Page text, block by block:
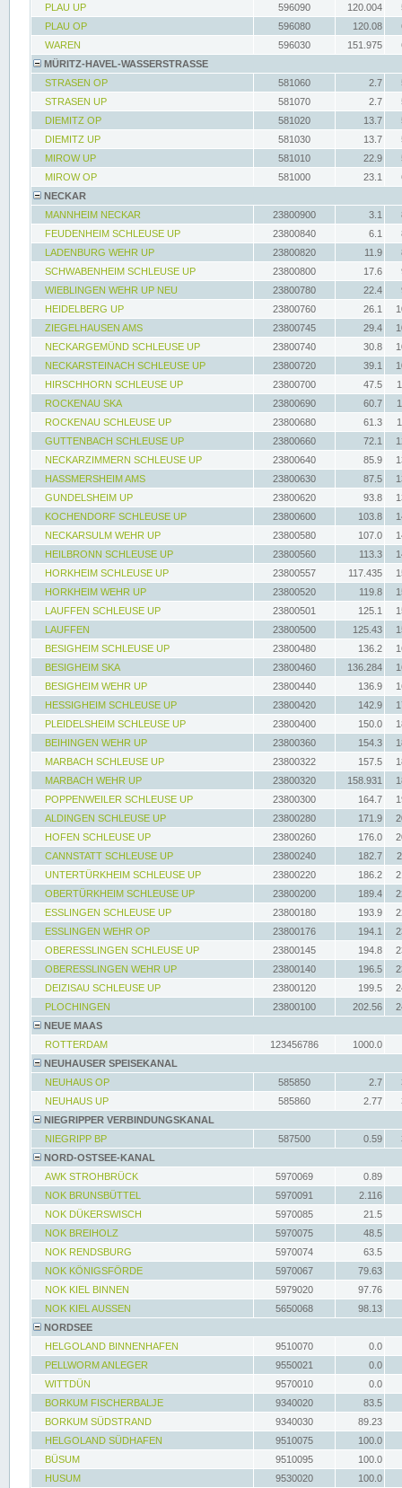
PLAU UP
596090 120.004
PLAU OP
596080 120.08
WAREN
596030 151.975
MÜRITZ-HAVEL-WASSERSTRASSE
STRASEN OP
581060 2.7
STRASEN UP
581070 2.7
DIEMITZ OP
581020 13.7
DIEMITZ UP
581030 13.7
MIROW UP
581010 22.9
MIROW OP
581000 23.1
NECKAR
MANNHEIM NECKAR
23800900 3.1
FEUDENHEIM SCHLEUSE UP
23800840 6.1
LADENBURG WEHR UP
23800820 11.9
SCHWABENHEIM SCHLEUSE UP
23800800 17.6
WIEBLINGEN WEHR UP NEU
23800780 22.4
HEIDELBERG UP
23800760 26.1
ZIEGELHAUSEN AMS
23800745 29.4
NECKARGEMÜND SCHLEUSE UP
23800740 30.8
NECKARSTEINACH SCHLEUSE UP
23800720 39.1
HIRSCHHORN SCHLEUSE UP
23800700 47.5
ROCKENAU SKA
23800690 60.7
ROCKENAU SCHLEUSE UP
23800680 61.3
GUTTENBACH SCHLEUSE UP
23800660 72.1
NECKARZIMMERN SCHLEUSE UP
23800640 85.9
HASSMERSHEIM AMS
23800630 87.5
GUNDELSHEIM UP
23800620 93.8
KOCHENDORF SCHLEUSE UP
23800600 103.8
NECKARSULM WEHR UP
23800580 107.0
HEILBRONN SCHLEUSE UP
23800560 113.3
HORKHEIM SCHLEUSE UP
23800557 117.435
HORKHEIM WEHR UP
23800520 119.8
LAUFFEN SCHLEUSE UP
23800501 125.1
LAUFFEN
23800500 125.43
BESIGHEIM SCHLEUSE UP
23800480 136.2
BESIGHEIM SKA
23800460 136.284
BESIGHEIM WEHR UP
23800440 136.9
HESSIGHEIM SCHLEUSE UP
23800420 142.9
PLEIDELSHEIM SCHLEUSE UP
23800400 150.0
BEIHINGEN WEHR UP
23800360 154.3
MARBACH SCHLEUSE UP
23800322 157.5
MARBACH WEHR UP
23800320 158.931
POPPENWEILER SCHLEUSE UP
23800300 164.7
ALDINGEN SCHLEUSE UP
23800280 171.9
HOFEN SCHLEUSE UP
23800260 176.0
CANNSTATT SCHLEUSE UP
23800240 182.7
UNTERTÜRKHEIM SCHLEUSE UP
23800220 186.2
OBERTÜRKHEIM SCHLEUSE UP
23800200 189.4
ESSLINGEN SCHLEUSE UP
23800180 193.9
ESSLINGEN WEHR OP
23800176 194.1
OBERESSLINGEN SCHLEUSE UP
23800145 194.8
OBERESSLINGEN WEHR UP
23800140 196.5
DEIZISAU SCHLEUSE UP
23800120 199.5
PLOCHINGEN
23800100 202.56
NEUE MAAS
ROTTERDAM
123456786
1000.0
NEUHAUSER SPEISEKANAL
NEUHAUS OP
585850 2.7
NEUHAUS UP
585860 2.77
NIEGRIPPER VERBINDUNGSKANAL
NIEGRIPP BP
587500 0.59
NORD-OSTSEE-KANAL
AWK STROHBRÜCK
5970069
0.89
NOK BRUNSBÜTTEL
5970091
2.116
NOK DÜKERSWISCH
5970085
21.5
NOK BREIHOLZ
5970075
48.5
NOK RENDSBURG
5970074
63.5
NOK KÖNIGSFÖRDE
5970067
79.63
NOK KIEL BINNEN
5979020
97.76
NOK KIEL AUSSEN
5650068
98.13
NORDSEE
HELGOLAND BINNENHAFEN
9510070
0.0
PELLWORM ANLEGER
9550021
0.0
WITTDÜN
9570010
0.0
BORKUM FISCHERBALJE
9340020
83.5
BORKUM SÜDSTRAND
9340030
89.23
HELGOLAND SÜDHAFEN
9510075
100.0
BÜSUM
9510095
100.0
HUSUM
9530020 100.0